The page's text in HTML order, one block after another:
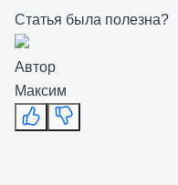
Статья была полезна?
Автор
Максим